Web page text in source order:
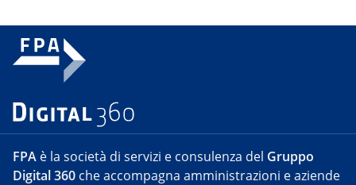
FPA è la società di servizi e consulenza del Gruppo
Digital 360 che accompagna amministrazioni e aziende